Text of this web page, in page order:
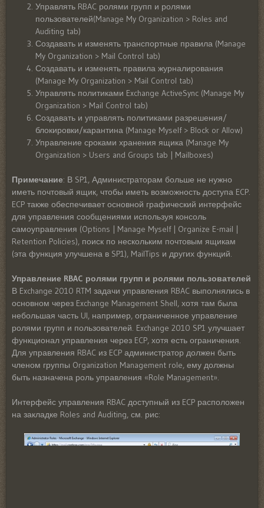
Управлять RBAC ролями групп и ролями
пользователей(Manage My Organization > Roles and
Auditing tab)
Создавать и изменять транспортные правила (Manage
My Organization > Mail Control tab)
Создавать и изменять правила журналирования
(Manage My Organization > Mail Control tab)
Управлять политиками Exchange ActiveSync (Manage My
Organization > Mail Control tab)
Создавать и управлять политиками разрешения/
блокировки/карантина (Manage Myself > Block or Allow)
Управление сроками хранения ящика (Manage My
Organization > Users and Groups tab | Mailboxes)
Примечание: В SP1, Администраторам больше не нужно
иметь почтовый ящик, чтобы иметь возможность доступа ECP.
ECP также обеспечивает основной графический интерфейс
для управления сообщениями используя консоль
самоуправления (Options | Manage Myself | Organize E-mail |
Retention Policies), поиск по нескольким почтовым ящикам
(эта функция улучшена в SP1), MailTips и других функций.
Управление RBAC ролями групп и ролями пользователей
В Exchange 2010 RTM задачи управления RBAC выполнялись в
основном через Exchange Management Shell, хотя там была
небольшая часть UI, например, ограниченное управление
ролями групп и пользователей. Exchange 2010 SP1 улучшает
функционал управления через ECP, хотя есть ограничения.
Для управления RBAC из ECP администратор должен быть
членом группы Organization Management role, ему должны
быть назначена роль управления «Role Management».
Интерфейс управления RBAC доступный из ECP расположен
на закладке Roles and Auditing, см. рис: